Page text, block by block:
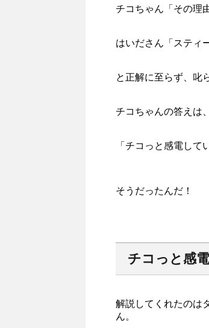
チコちゃん「その理
はいださん「スティ
と正解に至らず、叱
チコちゃんの答えは、
「チコっと感電して
そうだったんだ！
チコっと感
解説してくれたのは
ん。